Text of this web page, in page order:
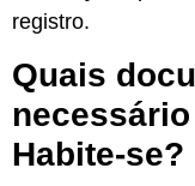
registro.
Quais
Habite-se?